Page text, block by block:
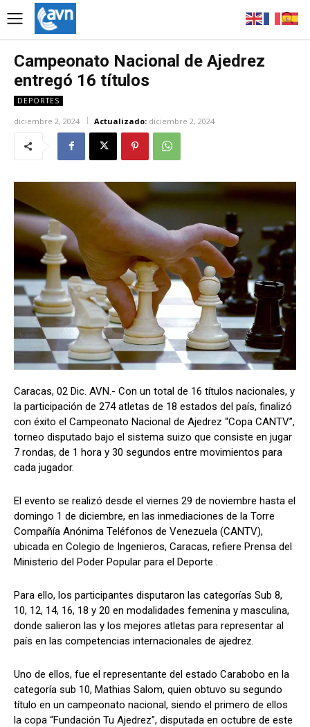
Campeonato Nacional de Ajedrez
entregó 16 títulos
DEPORTES
diciembre 2, 2024 Actualizado: diciembre 2, 2024
Caracas, 02 Dic. AVN.- Con un total de 16 títulos nacionales, y
la participación de 274 atletas de 18 estados del país, finalizó
con éxito el Campeonato Nacional de Ajedrez “Copa CANTV”,
torneo disputado bajo el sistema suizo que consiste en jugar
7 rondas, de 1 hora y 30 segundos entre movimientos para
cada jugador.
El evento se realizó desde el viernes 29 de noviembre hasta el
domingo 1 de diciembre, en las inmediaciones de la Torre
Compañía Anónima Teléfonos de Venezuela (CANTV),
ubicada en Colegio de Ingenieros, Caracas, refiere Prensa del
Ministerio del Poder Popular para el Deporte .
Para ello, los participantes disputaron las categorías Sub 8,
10, 12, 14, 16, 18 y 20 en modalidades femenina y masculina,
donde salieron las y los mejores atletas para representar al
país en las competencias internacionales de ajedrez.
Uno de ellos, fue el representante del estado Carabobo en la
categoría sub 10, Mathias Salom, quien obtuvo su segundo
título en un campeonato nacional, siendo el primero de ellos
la copa “Fundación Tu Ajedrez”, disputada en octubre de este